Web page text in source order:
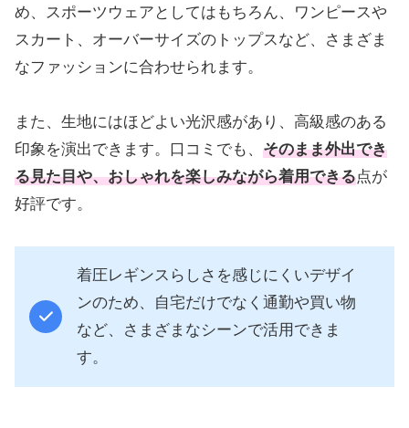
め、スポーツウェアとしてはもちろん、ワンピースや
スカート、オーバーサイズのトップスなど、さまざま
なファッションに合わせられます。
また、生地にはほどよい光沢感があり、高級感のある
印象を演出できます。口コミでも、 そのまま外出でき
る見た目や、おしゃれを楽しみながら着用できる点が
好評です。
着圧レギンスらしさを感じにくいデザイ
ンのため、自宅だけでなく通勤や買い物
など、さまざまなシーンで活用できま
す。